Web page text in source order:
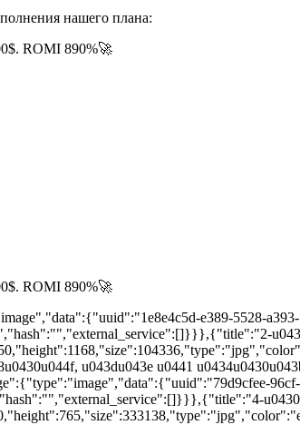
нашего плана:
e389-5528-a393-
u043du043e u0441